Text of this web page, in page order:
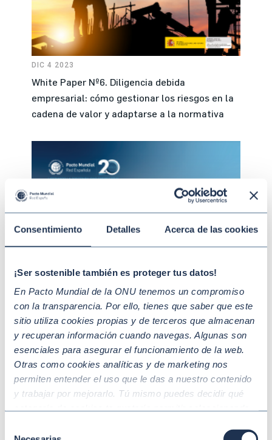
Consentimiento Detalles Acerca de las cookies
¡Ser sostenible también es proteger tus datos!
En Pacto Mundial de la ONU tenemos un compromiso
con la transparencia. Por ello, tienes que saber que este
sitio utiliza cookies propias y de terceros que almacenan
y recuperan información cuando navegas. Algunas son
esenciales para asegurar el funcionamiento de la web.
Otras como cookies analíticas y de marketing nos
permiten entender el uso que le das a nuestro contenido
y trabajar por mejorarlo. Tú mismo puedes decidir qué
quieras que recojamos ninguna información dándole al
DIC 4 2023
White Paper Nº6. Diligencia debida
empresarial: cómo gestionar los riesgos en la
cadena de valor y adaptarse a la normativa